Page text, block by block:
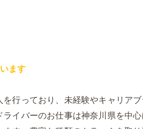
ます
行っており、未経験やキャリア
イバーのお仕事は神奈川県を中